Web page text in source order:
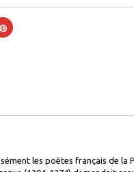
les poètes français de la